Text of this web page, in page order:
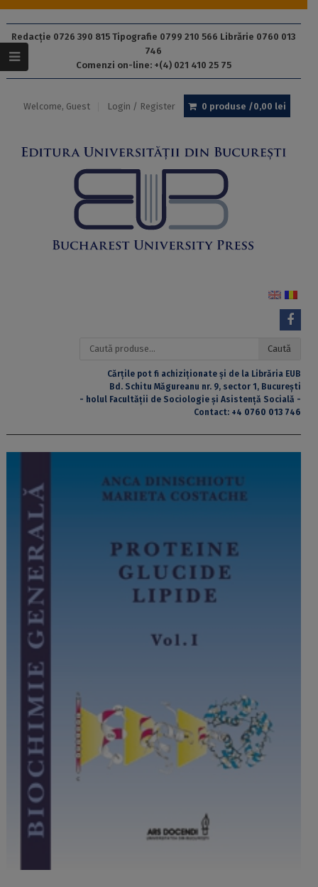
Redacție 0726 390 815 Tipografie 0799 210 566 Librărie 0760 013
746
Comenzi on-line: +(4) 021 410 25 75
Welcome, Guest Login / Register 0 produse /0,00 lei
Caută
Caută
Cărțile pot fi achiziționate și de la Librăria EUB
Bd. Schitu Măgureanu nr. 9, sector 1, București
- holul Facultății de Sociologie și Asistență Socială -
Contact: +4 0760 013 746